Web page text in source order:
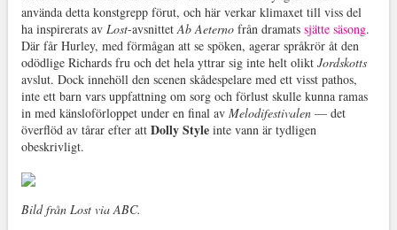
använda detta konstgrepp förut, och här verkar klimaxet till viss del
ha inspirerats av Lost-avsnittetAb Aeternofrån dramats sjätte säsong.
Där får Hurley, med förmågan att se spöken, agerar språkrör åt den
odödlige Richards fru och det hela yttrar sig inte helt olikt Jordskotts
avslut. Dock innehöll den scenen skådespelare med ett visst pathos,
inte ett barn vars uppfattning om sorg och förlust skulle kunna ramas
in med känsloförloppet under en final av Melodifestivalen— det
överflöd av tårar efter att Dolly Style inte vann är tydligen
obeskrivligt.
Bild från Lost via ABC.